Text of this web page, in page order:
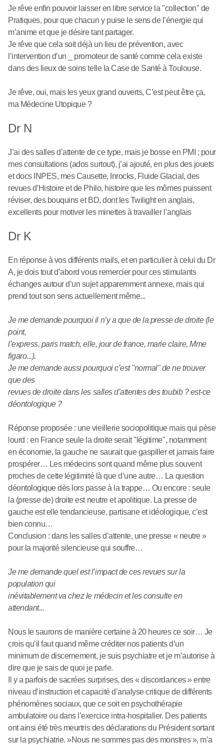
Je rêve enfin pouvoir laisser en libre service la "collection" de
Pratiques, pour que chacun y puise le sens de l’énergie qui
m’anime et que je désire tant partager.
Je rêve que cela soit déjà un lieu de prévention, avec
l’intervention d’un _ promoteur de santé comme cela existe
dans des lieux de soins telle la Case de Santé à Toulouse.
Je rêve, oui, mais les yeux grand ouverts, C’est peut être ça,
ma Médecine Utopique ?
Dr N
J’ai des salles d’attente de ce type, mais je bosse en PMI ; pour
mes consultations (ados surtout), j’ai ajouté, en plus des jouets
et docs INPES, mes Causette, Inrocks, Fluide Glacial, des
revues d’Histoire et de Philo, histoire que les mômes puissent
réviser, des bouquins et BD, dont les Twilight en anglais,
excellents pour motiver les minettes à travailler l’anglais
Dr K
En réponse à vos différents mails, et en particulier à celui du Dr
A, je dois tout d’abord vous remercier pour ces stimulants
échanges autour d’un sujet apparemment annexe, mais qui
prend tout son sens actuellement même...
Je me demande pourquoi il n’y a que de la presse de droite (le
point,
l’express, paris match, elle, jour de france, marie claire, Mme
figaro...).
Je me demande aussi pourquoi c’est "normal" de ne trouver
que des
revues de droite dans les salles d’attentes des toubib ? est-ce
déontologique ?
Réponse proposée : une vieillerie sociopolitique mais qui pèse
lourd : en France seule la droite serait "légitime", notamment
en économie, la gauche ne saurait que gaspiller et jamais faire
prospérer… Les médecins sont quand même plus souvent
proches de cette légitimité là que d’une autre… La question
déontologique dès lors passe à la trappe… Ou encore : seule
la (presse de) droite est neutre et apolitique. La presse de
gauche est elle tendancieuse, partisane et idéologique, c’est
bien connu…
Conclusion : dans les salles d’attente, une presse « neutre »
pour la majorité silencieuse qui souffre…
Je me demande quel est l’impact de ces revues sur la
population qui
inévitablement va chez le médecin et les consulte en
attendant...
Nous le saurons de manière certaine à 20 heures ce soir… Je
crois qu’il faut quand même créditer nos patients d’un
minimum de discernement, je suis psychiatre et je m’autorise à
dire que je sais de quoi je parle.
Il y a parfois de sacrées surprises, des « discordances » entre
niveau d’instruction et capacité d’analyse critique de différents
phénomènes sociaux, que ce soit en psychothérapie
ambulatoire ou dans l’exercice intra-hospitalier. Des patients
ont ainsi été très meurtris des déclarations du Président sortant
sur la psychiatrie. »Nous ne sommes pas des monstres », m’a